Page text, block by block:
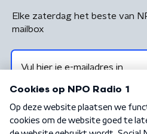
Elke zaterdag het beste van
mailbox